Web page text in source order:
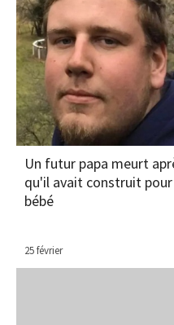
Un futur papa meurt
qu'il avait construit
bébé
25 février